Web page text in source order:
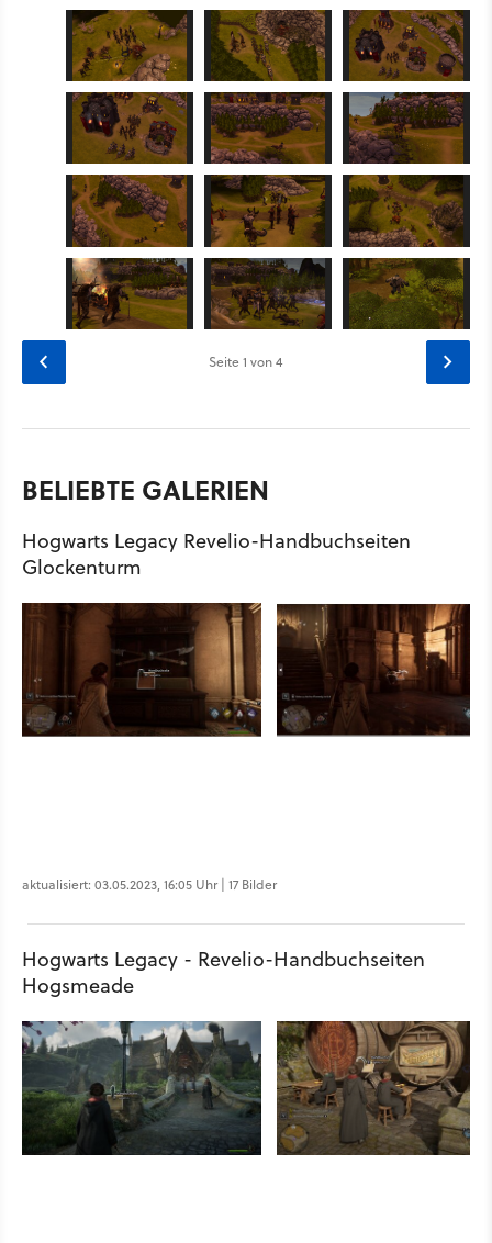
Seite1 von 4
BELIEBTE GALERIEN
Hogwarts Legacy Revelio-Handbuchseiten
Glockenturm
aktualisiert: 03.05.2023, 16:05 Uhr | 17 Bilder
Hogwarts Legacy - Revelio-Handbuchseiten
Hogsmeade